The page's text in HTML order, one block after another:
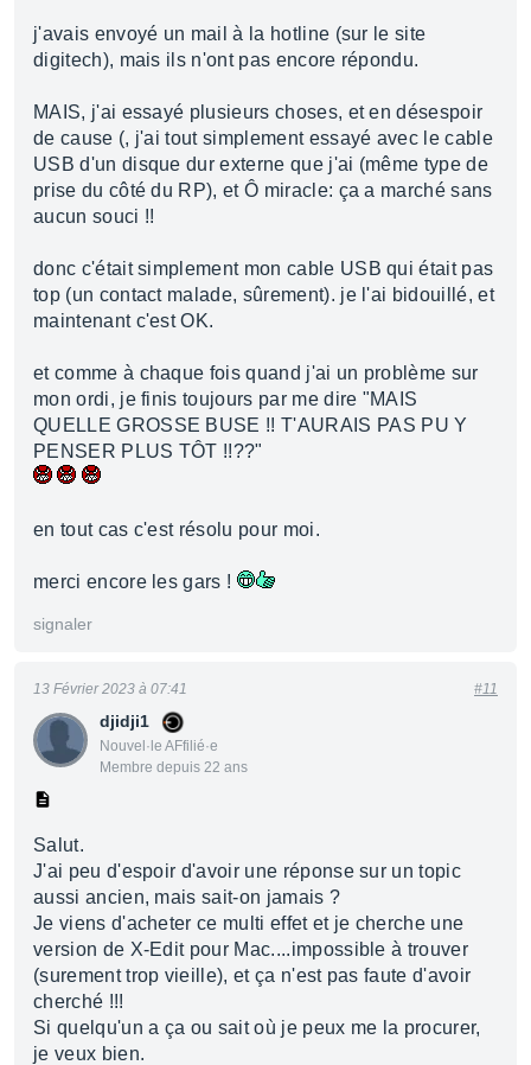
j'avais envoyé un mail à la hotline (sur le site
digitech), mais ils n'ont pas encore répondu.
MAIS, j'ai essayé plusieurs choses, et en désespoir
de cause (, j'ai tout simplement essayé avec le cable
USB d'un disque dur externe que j'ai (même type de
prise du côté du RP), et Ô miracle: ça a marché sans
aucun souci !!
donc c'était simplement mon cable USB qui était pas
top (un contact malade, sûrement). je l'ai bidouillé, et
maintenant c'est OK.
et comme à chaque fois quand j'ai un problème sur
mon ordi, je finis toujours par me dire "MAIS
QUELLE GROSSE BUSE !! T'AURAIS PAS PU Y
PENSER PLUS TÔT !!??"
en tout cas c'est résolu pour moi.
merci encore les gars !
signaler
djidji1
Nouvel·le AFfilié·e
Membre depuis 22 ans
13 Février 2023 à 07:41 #11
Salut.
J'ai peu d'espoir d'avoir une réponse sur un topic
aussi ancien, mais sait-on jamais ?
Je viens d'acheter ce multi effet et je cherche une
version de X-Edit pour Mac....impossible à trouver
(surement trop vieille), et ça n'est pas faute d'avoir
cherché !!!
Si quelqu'un a ça ou sait où je peux me la procurer,
je veux bien.